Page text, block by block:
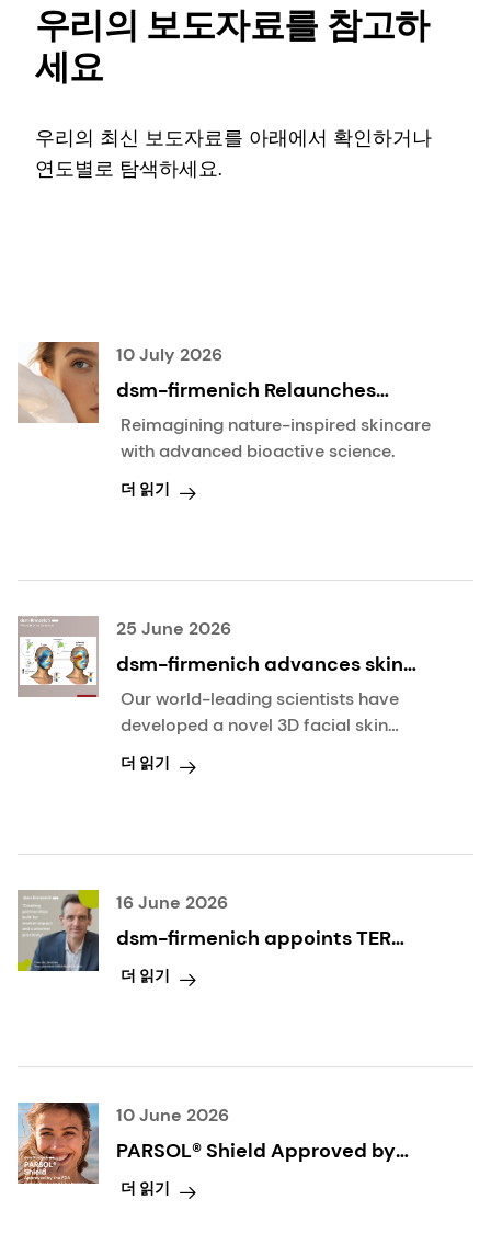
우리의 보도자료를 참고하
세요
우리의 최신 보도자료를 아래에서 확인하거나
연도별로 탐색하세요.
10 July 2026
dsm-firmenich Relaunches
ALPAFLOR® Alpine Survival
Intelligence for Modern Skin
Reimagining nature-inspired skincare
with advanced bioactive science.
더 읽기
25 June 2026
dsm-firmenich advances skin
microbiome science with
landmark publication on
leading-edge beauty science.
Our world-leading scientists have
developed a novel 3D facial skin
microbiome mapping technology,
which unlocks new avenues for
innovations.
더 읽기
16 June 2026
dsm-firmenich appoints TER
Chemicals as exclusive
distributor for Beauty & Care in
더 읽기
10 June 2026
PARSOL® Shield Approved by
FDA, dsm-firmenich Setting a
New Era for U.S. Sun Protection
더 읽기